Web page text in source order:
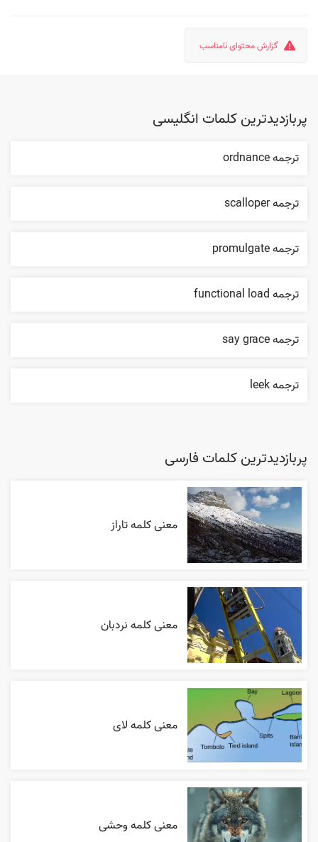
گزارش محتوای نامناسب
پربازدیدترین کلمات انگلیسی
ترجمه ordnance
ترجمه scalloper
ترجمه promulgate
ترجمه functional load
ترجمه say grace
ترجمه leek
پربازدیدترین کلمات فارسی
معنی کلمه تاراز
معنی کلمه نردبان
معنی کلمه لای
معنی کلمه وحشی